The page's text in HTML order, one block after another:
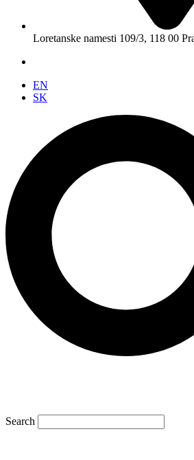
Loretanske namesti 109/3, 118 00
EN
SK
Search